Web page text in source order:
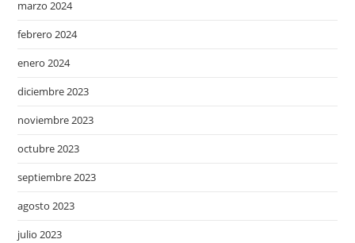
marzo 2024
febrero 2024
enero 2024
diciembre 2023
noviembre 2023
octubre 2023
septiembre 2023
agosto 2023
julio 2023